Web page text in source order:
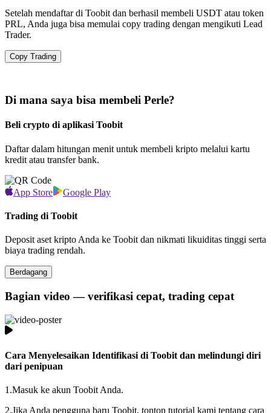
Setelah mendaftar di Toobit dan berhasil membeli USDT atau token
PRL, Anda juga bisa memulai copy trading dengan mengikuti Lead
Trader.
Copy Trading
Di mana saya bisa membeli Perle?
Beli crypto di aplikasi Toobit
Daftar dalam hitungan menit untuk membeli kripto melalui kartu
kredit atau transfer bank.
App Store Google Play
Trading di Toobit
Deposit aset kripto Anda ke Toobit dan nikmati likuiditas tinggi serta
biaya trading rendah.
Berdagang
Bagian video — verifikasi cepat, trading cepat
Cara Menyelesaikan Identifikasi di Toobit dan melindungi diri
dari penipuan
1.Masuk ke akun Toobit Anda.
2.Jika Anda pengguna baru Toobit, tonton tutorial kami tentang cara